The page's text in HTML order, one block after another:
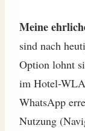
Meine
sind nach
Option lohnt
im Hotel-
WhatsApp
Nutzung